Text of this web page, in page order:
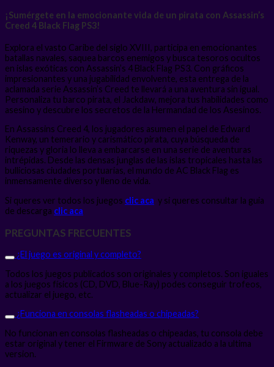
¡Sumérgete en la emocionante vida de un pirata con Assassin’s
Creed 4 Black Flag PS3!
Explora el vasto Caribe del siglo XVIII, participa en emocionantes
batallas navales, saquea barcos enemigos y busca tesoros ocultos
en islas exóticas con Assassin’s 4 Black Flag PS3. Con gráficos
impresionantes y una jugabilidad envolvente, esta entrega de la
aclamada serie Assassin’s Creed te llevará a una aventura sin igual.
Personaliza tu barco pirata, el Jackdaw, mejora tus habilidades como
asesino y descubre los secretos de la Hermandad de los Asesinos.
En Assassins Creed 4, los jugadores asumen el papel de Edward
Kenway, un temerario y carismático pirata, cuya búsqueda de
riquezas y gloria lo lleva a embarcarse en una serie de aventuras
intrépidas. Desde las densas junglas de las islas tropicales hasta las
bulliciosas ciudades portuarias, el mundo de AC Black Flag es
inmensamente diverso y lleno de vida.
Si queres ver todos los juegos clic aca y si queres consultar la guia
de descarga clic aca
PREGUNTAS FRECUENTES
¿El juego es original y completo?
Todos los juegos publicados son originales y completos. Son iguales
a los juegos físicos (CD, DVD, Blue-Ray) podes conseguir trofeos,
actualizar el juego, etc.
¿Funciona en consolas flasheadas o chipeadas?
No funcionan en consolas flasheadas o chipeadas, tu consola debe
estar original y tener el Firmware de Sony actualizado a la ultima
version.